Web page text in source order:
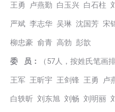
王勇 卢燕勤 白玉兴 白石柱
严斌 李志华 吴琳 沈国芳 宋
柳忠豪 俞青 高勃 彭歆
委 员： （57人，按姓氏笔画排
王军 王昕宇 王剑锋 王勇 卢
白轶昕 刘东旭 刘畅 刘明丽